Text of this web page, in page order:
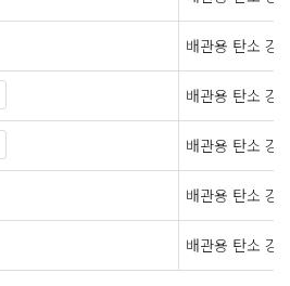
배관용 탄소 강
배관용 탄소 강
배관용 탄소 강
배관용 탄소 강
배관용 탄소 강